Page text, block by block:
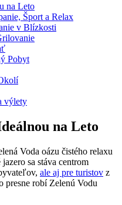
na Leto
Šport a Relax
v Blízkosti
Pobyt
výlety
na Leto
Voda oázu čistého relaxu
sa stáva centrom
ale aj pre turistov z
presne robí Zelenú Vodu